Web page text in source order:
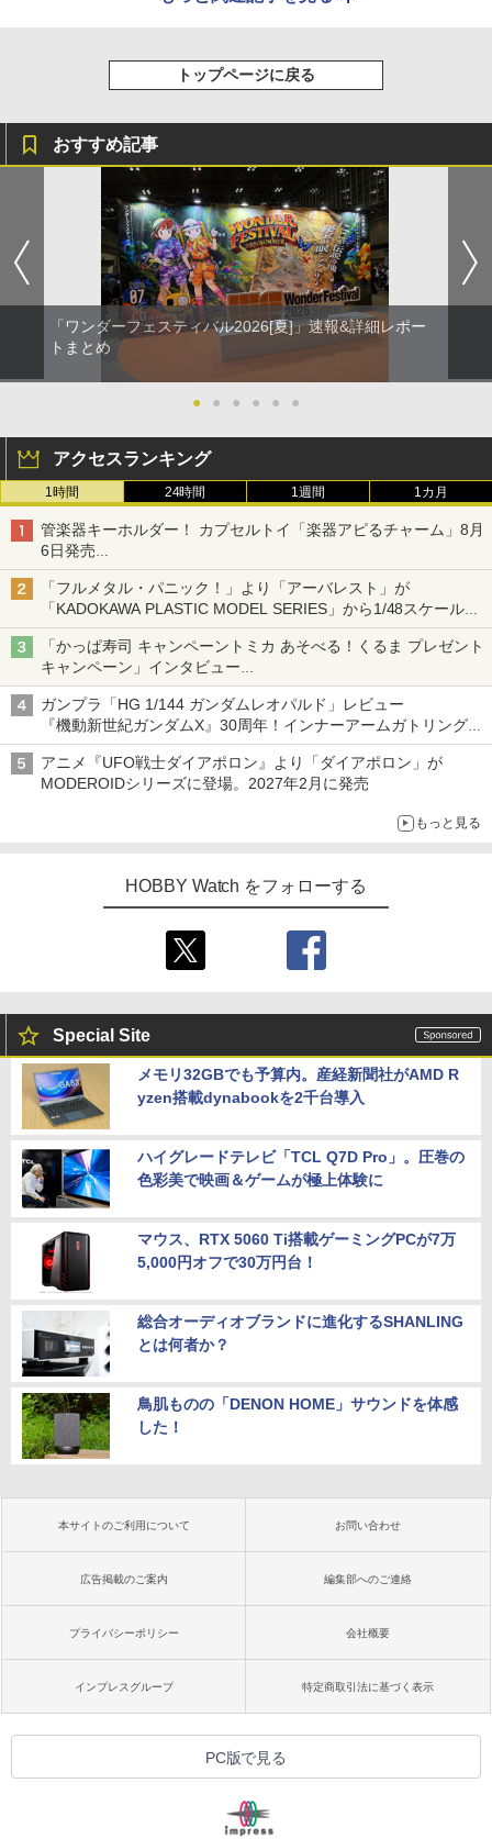
トップページに戻る
おすすめ記事
「ワンダーフェスティバル2026[夏]」速報&詳細レポー
トまとめ
● ● ● ● ● ●
アクセスランキング
1時間 24時間 1週間 1カ月
管楽器キーホルダー！ カプセルトイ「楽器アピるチャーム」8月
6日発売
チューバ、テナサクなど5種各3色
「フルメタル・パニック！」より「アーバレスト」が
「KADOKAWA PLASTIC MODEL SERIES」から1/48スケールで
登場！
「かっぱ寿司 キャンペーントミカ あそべる！くるま プレゼント
キャンペーン」インタビュー
子どもが楽しめるかっぱ寿司ならではの体験とコラボの楽しさを
追求
ガンプラ「HG 1/144 ガンダムレオパルド」レビュー
『機動新世紀ガンダムX』30周年！インナーアームガトリングの
変形機構まで再現し最新フォーマットでキット化！
アニメ『UFO戦士ダイアポロン』より「ダイアポロン」が
MODEROIDシリーズに登場。2027年2月に発売
もっと見る
HOBBY Watch をフォローする
Special Site
メモリ32GBでも予算内。産経新聞社がAMD R
yzen搭載dynabookを2千台導入
ハイグレードテレビ「TCL Q7D Pro」。圧巻の
色彩美で映画＆ゲームが極上体験に
マウス、RTX 5060 Ti搭載ゲーミングPCが7万
5,000円オフで30万円台！
総合オーディオブランドに進化するSHANLING
とは何者か？
鳥肌ものの「DENON HOME」サウンドを体感
した！
本サイトのご利用について お問い合わせ
広告掲載のご案内 編集部へのご連絡
プライバシーポリシー 会社概要
インプレスグループ 特定商取引法に基づく表示
PC版で見る